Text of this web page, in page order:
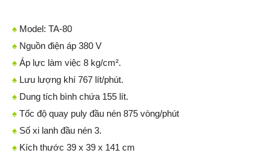
♠ Model: TA-80
♠ Nguồn điện áp 380 V
♠ Áp lực làm việc 8 kg/cm².
♠ Lưu lượng khí 767 lít/phút.
♠ Dung tích bình chứa 155 lít.
♠ Tốc độ quay puly đầu nén 875 vòng/phút
♠ Số xi lanh đầu nén 3.
♠ Kích thước 39 x 39 x 141 cm